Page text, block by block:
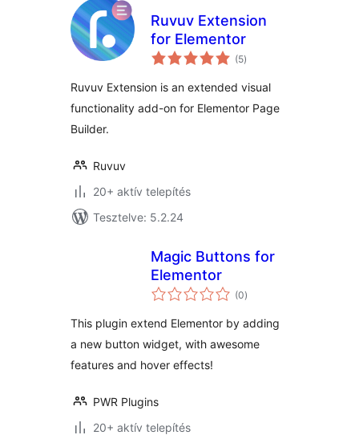
Ruvuv Extension
for Elementor
(5értékelés
összesen
)
Ruvuv Extension is an extended visual
functionality add-on for Elementor Page
Builder.
Ruvuv
20+ aktív telepítés
Tesztelve: 5.2.24
Magic Buttons for
Elementor
(0értékelés
összesen
)
This plugin extend Elementor by adding
a new button widget, with awesome
features and hover effects!
PWR Plugins
20+ aktív telepítés